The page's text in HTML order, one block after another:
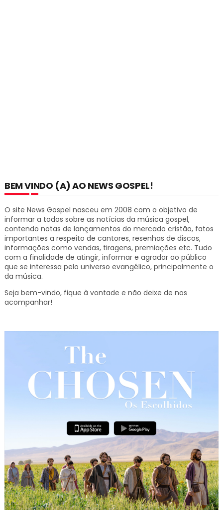
BEM VINDO (A) AO NEWS GOSPEL!
O site News Gospel nasceu em 2008 com o objetivo de
informar a todos sobre as notícias da música gospel,
contendo notas de lançamentos do mercado cristão, fatos
importantes a respeito de cantores, resenhas de discos,
informações como vendas, tiragens, premiações etc. Tudo
com a finalidade de atingir, informar e agradar ao público
que se interessa pelo universo evangélico, principalmente o
da música.
Seja bem-vindo, fique à vontade e não deixe de nos
acompanhar!